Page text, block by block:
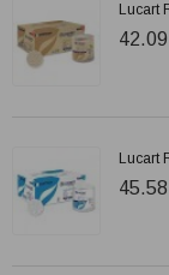
Lucart
42.09
Lucart
45.58